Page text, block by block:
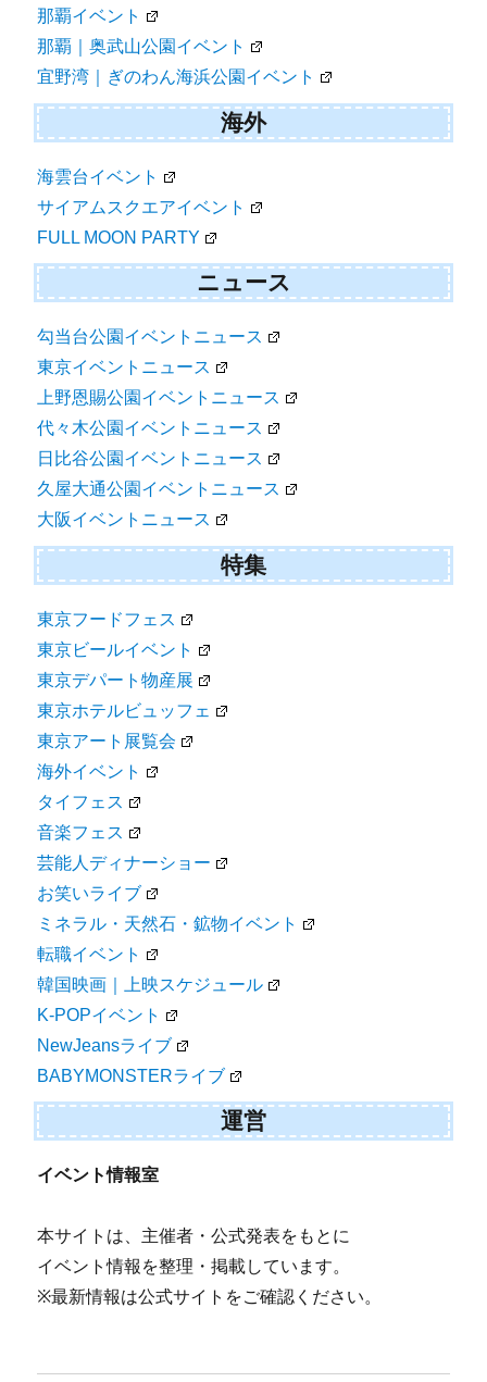
那覇イベント
那覇｜奥武山公園イベント
宜野湾｜ぎのわん海浜公園イベント
海外
海雲台イベント
サイアムスクエアイベント
FULL MOON PARTY
ニュース
勾当台公園イベントニュース
東京イベントニュース
上野恩賜公園イベントニュース
代々木公園イベントニュース
日比谷公園イベントニュース
久屋大通公園イベントニュース
大阪イベントニュース
特集
東京フードフェス
東京ビールイベント
東京デパート物産展
東京ホテルビュッフェ
東京アート展覧会
海外イベント
タイフェス
音楽フェス
芸能人ディナーショー
お笑いライブ
ミネラル・天然石・鉱物イベント
転職イベント
韓国映画｜上映スケジュール
K-POPイベント
NewJeansライブ
BABYMONSTERライブ
運営
イベント情報室
本サイトは、主催者・公式発表をもとに
イベント情報を整理・掲載しています。
※最新情報は公式サイトをご確認ください。